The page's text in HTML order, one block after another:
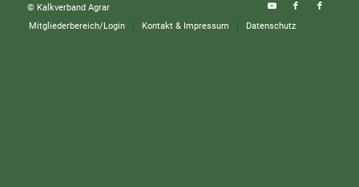
© Kalkverband Agrar
Mitgliederbereich/Login
Kontakt & Impressum Datenschutz